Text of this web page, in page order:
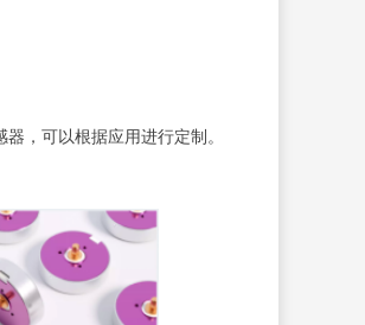
，可以根据应用进行定制。